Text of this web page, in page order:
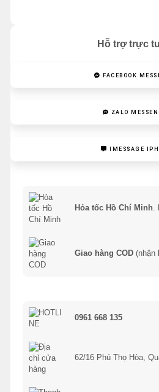
Hỗ trợ trực
FACEBOOK
ZALO
IMESSAGE
Hỏa tốc Hồ Chí Minh.
Giao hàng COD (nhận
0961 668 135
62/16 Phú Thọ Hòa,